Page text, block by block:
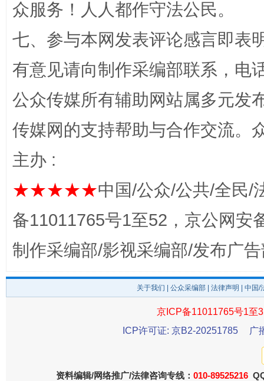
东山县通报“牛蛙产品抗生素超标问题” 法
千年窑火 生生不息 一
众服务！人人都作守法公民。
七、参与本网发表评论感言即表
有意见请向制作采编部联系，电
公众传媒所有辅助网站属多元发
传媒网的支持帮助与合作交流。
主办 :
★★★★★中国/公众/公共/全民/
备11011765号1至52，京公网安
制作采编部/影视采编部/发布广
关于我们 公众采编部 法律声明 | 中国
京ICP备11011765号1至
ICP许可证: 京B2-20251785
广
资料编辑/网络推广/法律咨询专线： 010-89525216